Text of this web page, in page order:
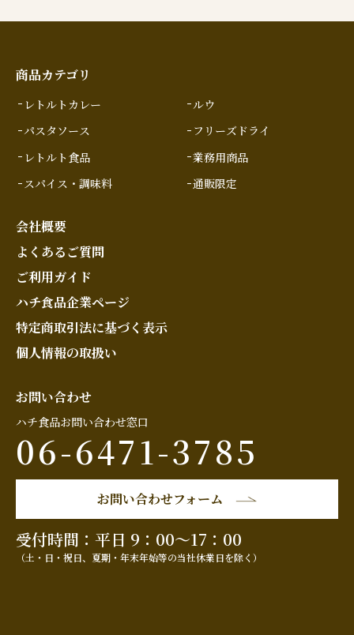
商品カテゴリ
レトルトカレー
パスタソース
レトルト食品
スパイス・調味料
ルウ
フリーズドライ
業務用商品
通販限定
会社概要
よくあるご質問
ご利用ガイド
ハチ食品企業ページ
特定商取引法に基づく表示
個人情報の取扱い
お問い合わせ
ハチ食品お問い合わせ窓口
06-6471-3785
お問い合わせフォーム
受付時間：平日 9：00～17：00
（土・日・祝日、夏期・年末年始等の当社休業日を除く）